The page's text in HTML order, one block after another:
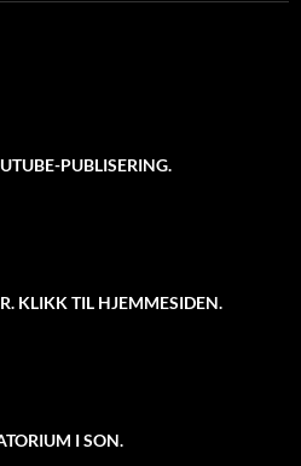
PUBLISERING.
KLIKK TIL HJEMMESIDEN.
I SON.